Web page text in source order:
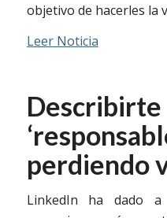
objetivo de hacerles la
Leer Noticia
perdiendo
LinkedIn ha dado